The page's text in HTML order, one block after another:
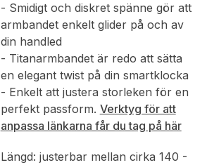
- Smidigt och diskret spänne gör att
armbandet enkelt glider på och av
din handled
- Titanarmbandet är redo att sätta
en elegant twist på din smartklocka
- Enkelt att justera storleken för en
perfekt passform. Verktyg för att
anpassa länkarna får du tag på här
Längd: justerbar mellan cirka 140 -